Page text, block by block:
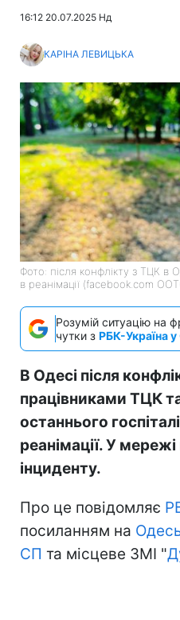
16:12 20.07.2025 Нд
КАРІНА ЛЕВИЦЬКА
Фото: після конфлікту з ТЦК в
в реанімації (facebook.com
Розумій ситуацію на
чутки з РБК-Україна
В Одесі після
працівниками ТЦК
останнього
реанімації. У
інциденту.
Про це повідомляє
посиланням на
СП та місцеве ЗМІ "